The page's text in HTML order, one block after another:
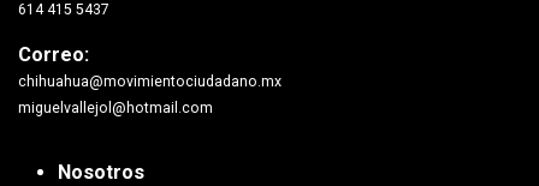
614 415 5437
Correo:
chihuahua@movimientociudadano.mx
miguelvallejol@hotmail.com
Nosotros